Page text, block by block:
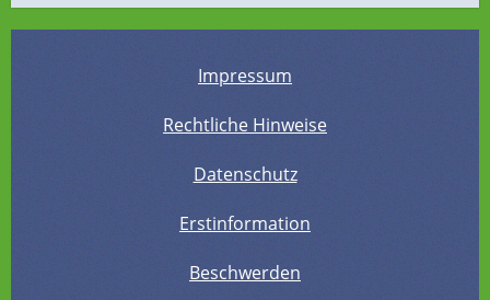
Impressum
Rechtliche Hinweise
Datenschutz
Erstinformation
Beschwerden